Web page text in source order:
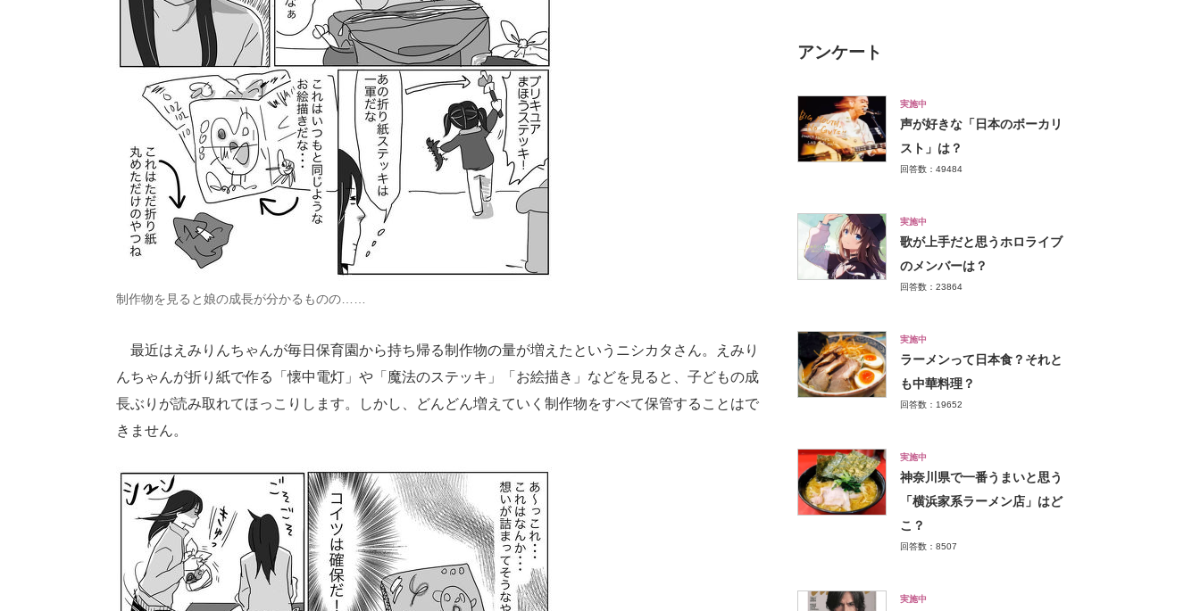
制作物を見ると娘の成長が分かるものの……
最近はえみりんちゃんが毎日保育園から持ち帰る制作物の量が増えたというニシカタさん。えみり
んちゃんが折り紙で作る「懐中電灯」や「魔法のステッキ」「お絵描き」などを見ると、子どもの成
長ぶりが読み取れてほっこりします。しかし、どんどん増えていく制作物をすべて保管することはで
きません。
アンケート
実施中
声が好きな「日本のボーカリ
スト」は？
回答数：49484
実施中
歌が上手だと思うホロライブ
のメンバーは？
回答数：23864
実施中
ラーメンって日本食？それと
も中華料理？
回答数：19652
実施中
神奈川県で一番うまいと思う
「横浜家系ラーメン店」はど
こ？
回答数：8507
実施中